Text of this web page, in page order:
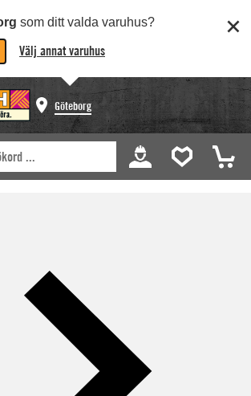
som ditt valda varuhus?
Välj annat varuhus
Göteborg